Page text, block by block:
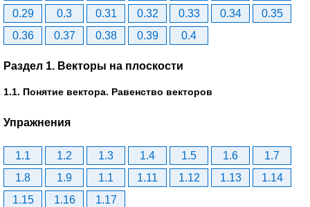
0.29
0.3 0.31 0.32 0.33 0.34
0.35
0.36
0.37 0.38 0.39 0.4
Раздел 1. Векторы на плоскости
1.1. Понятие вектора. Равенство векторов
Упражнения
1.1 1.2 1.3 1.4 1.5 1.6
1.7
1.8
1.9 1.1 1.11 1.12 1.13
1.14
1.15
1.16 1.17